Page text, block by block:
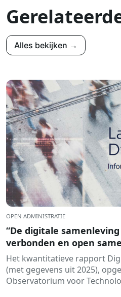
Alles bekijken →
OPEN ADMINISTRATIE
“De digitale
verbonden en open
van kunstmatige
Het kwantitatieve rapport
(met gegevens uit 2025),
Observatorium voor